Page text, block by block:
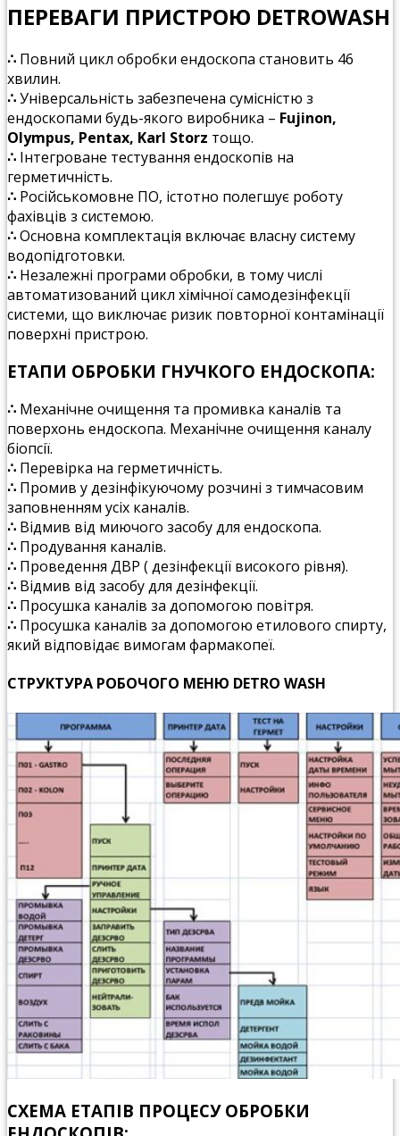
ПЕРЕВАГИ ПРИСТРОЮ DETROWASH
∴ Повний цикл обробки ендоскопа становить 46
хвилин.
∴Універсальність забезпечена сумісністю з
ендоскопами будь-якого виробника – Fujinon,
Olympus, Pentax, Karl Storz тощо.
∴ Інтегроване тестування ендоскопів на
герметичність.
∴ Російськомовне ПО, істотно полегшує роботу
фахівців з системою.
∴Основна комплектація включає власну систему
водопідготовки.
∴ Незалежні програми обробки, в тому числі
автоматизований цикл хімічної самодезінфекції
системи, що виключає ризик повторної контамінації
поверхні пристрою.
ЕТАПИ ОБРОБКИ ГНУЧКОГО ЕНДОСКОПА:
∴ Механічне очищення та промивка каналів та
поверхонь ендоскопа. Механічне очищення каналу
біопсії.
∴ Перевірка на герметичність.
∴ Промив у дезінфікуючому розчині з тимчасовим
заповненням усіх каналів.
∴ Відмив від миючого засобу для ендоскопа.
∴ Продування каналів.
∴ Проведення ДВР ( дезінфекції високого рівня).
∴ Відмив від засобу для дезінфекції.
∴ Просушка каналів за допомогою повітря.
∴ Просушка каналів за допомогою етилового спирту,
який відповідає вимогам фармакопеї.
СТРУКТУРА РОБОЧОГО МЕНЮ DETRO WASH
СХЕМА ЕТАПІВ ПРОЦЕСУ ОБРОБКИ